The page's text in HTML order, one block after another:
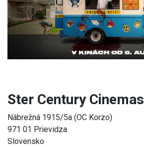
Previous
Ster Century Cinemas
Nábrežná 1915/5a (OC Korzo)
971 01 Prievidza
Slovensko